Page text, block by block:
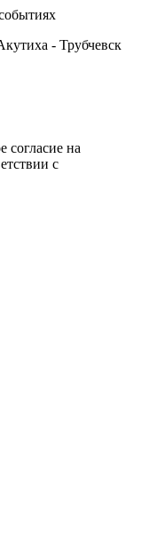
- Трубчевск
на
с